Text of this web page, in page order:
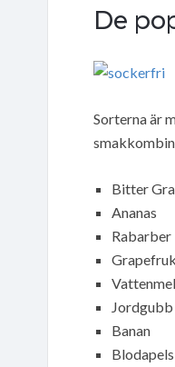
De
Sorterna är
Bitter
Ananas
Rabarber
Jordgubb
Banan